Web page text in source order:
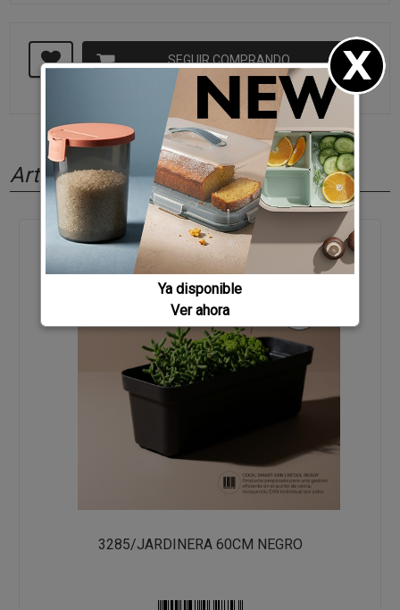
SEGUIR COMPRANDO
Artículos relacionados
3285/JARDINERA 60CM NEGRO
Ya disponible
Ver ahora